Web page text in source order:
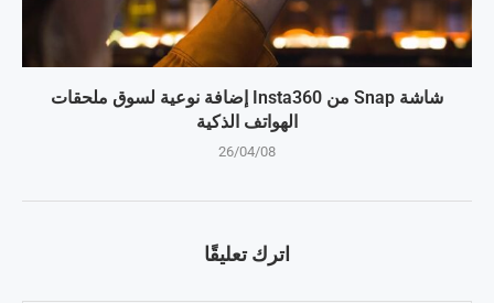
شاشة Snap من Insta360 إضافة نوعية لسوق ملحقات
الهواتف الذكية
26/04/08
اترك تعليقًا